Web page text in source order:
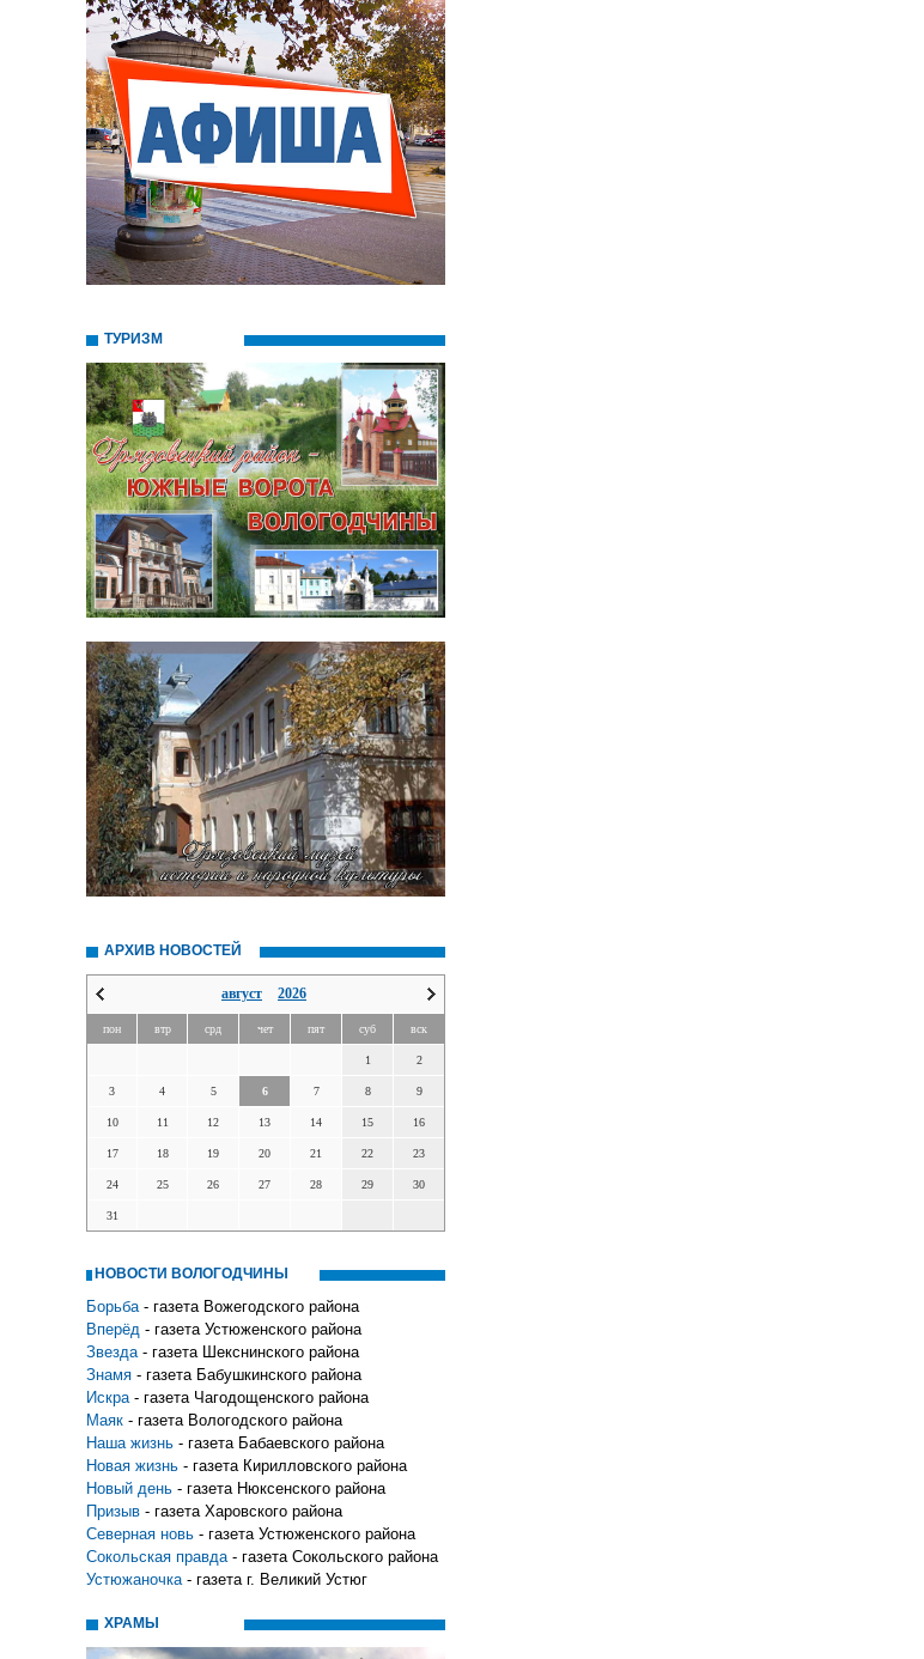
ТУРИЗМ
АРХИВ НОВОСТЕЙ
август 2026
пон втр срд чет пят суб вск
1 2
3 4 5 6 7 8 9
10 11 12 13 14 15 16
17 18 19 20 21 22 23
24 25 26 27 28 29 30
31
НОВОСТИ ВОЛОГОДЧИНЫ
Борьба - газета Вожегодского района
Вперёд - газета Устюженского района
Звезда - газета Шекснинского района
Знамя - газета Бабушкинского района
Искра - газета Чагодощенского района
Маяк - газета Вологодского района
Наша жизнь - газета Бабаевского района
Новая жизнь - газета Кирилловского района
Новый день - газета Нюксенского района
Призыв - газета Харовского района
Северная новь - газета Устюженского района
Сокольская правда - газета Сокольского района
Устюжаночка - газета г. Великий Устюг
ХРАМЫ